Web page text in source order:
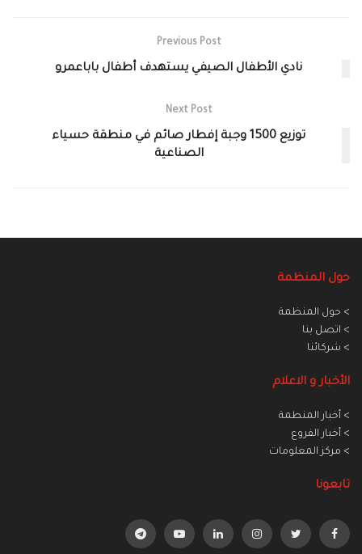
Previous Post
نادي الأطفال الصيفي يستهدف أطفال باباعمرو
Next Post
توزيع 1500 وجبة إفطار صائم في منطقة حسياء
الصناعية
حول المنظمة
> حول المنظمة
> اتصل بنا
> شركائنا
الأخبار و الاعلام
> أخبار المنطمة
> أخبار الفروع
> مركز المعلومات
تابعونا